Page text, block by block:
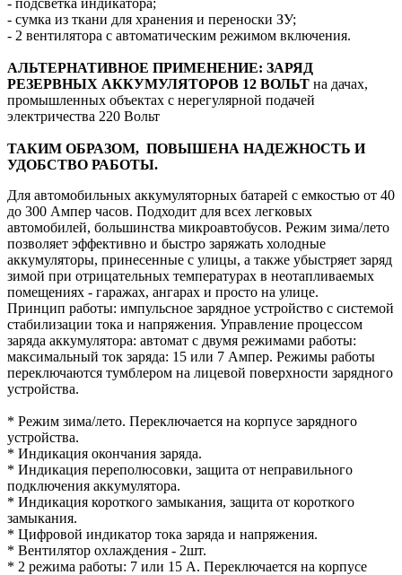
- сумка из ткани для хранения и переноски ЗУ;
- 2 вентилятора с автоматическим режимом включения.
АЛЬТЕРНАТИВНОЕ ПРИМЕНЕНИЕ: ЗАРЯД
РЕЗЕРВНЫХ АККУМУЛЯТОРОВ 12 ВОЛЬТ на дачах,
промышленных объектах с нерегулярной подачей
электричества 220 Вольт
ТАКИМ ОБРАЗОМ, ПОВЫШЕНА НАДЕЖНОСТЬ И
УДОБСТВО РАБОТЫ.
Для автомобильных аккумуляторных батарей с емкостью от 40
до 300 Ампер часов. Подходит для всех легковых
автомобилей, большинства микроавтобусов. Режим зима/лето
позволяет эффективно и быстро заряжать холодные
аккумуляторы, принесенные с улицы, а также убыстряет заряд
зимой при отрицательных температурах в неотапливаемых
помещениях - гаражах, ангарах и просто на улице.
Принцип работы: импульсное зарядное устройство с системой
стабилизации тока и напряжения. Управление процессом
заряда аккумулятора: автомат с двумя режимами работы:
максимальный ток заряда: 15 или 7 Ампер. Режимы работы
переключаются тумблером на лицевой поверхности зарядного
устройства.
* Режим зима/лето. Переключается на корпусе зарядного
устройства.
* Индикация окончания заряда.
* Индикация переполюсовки, защита от неправильного
подключения аккумулятора.
* Индикация короткого замыкания, защита от короткого
замыкания.
* Цифровой индикатор тока заряда и напряжения.
* Вентилятор охлаждения - 2шт.
* 2 режима работы: 7 или 15 А. Переключается на корпусе